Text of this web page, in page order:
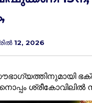
12, 2026
ശ്രീകോവിലില്‍